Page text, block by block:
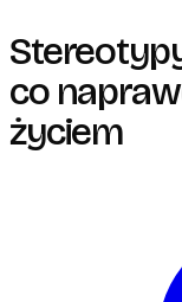
co
życiem